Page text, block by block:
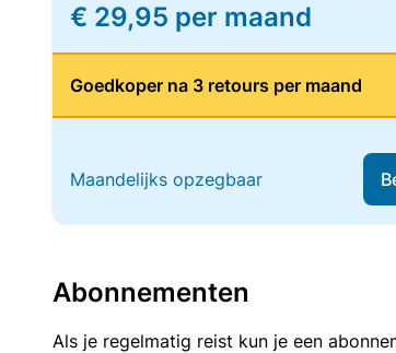
€ 29,95 per maand
Goedkoper na 3 retours per maand
Maandelijks opzegbaar
Abonnementen
Als je regelmatig reist kun je een